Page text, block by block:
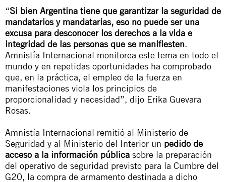
“Si bien Argentina tiene que garantizar la seguridad de
mandatarios y mandatarias, eso no puede ser una
excusa para desconocer los derechos a la vida e
integridad de las personas que se manifiesten.
Amnistía Internacional monitorea este tema en todo el
mundo y en repetidas oportunidades ha comprobado
que, en la práctica, el empleo de la fuerza en
manifestaciones viola los principios de
proporcionalidad y necesidad”, dijo Erika Guevara
Rosas.
Amnistía Internacional remitió al Ministerio de
Seguridad y al Ministerio del Interior un pedido de
acceso a la información pública sobre la preparación
del operativo de seguridad previsto para la Cumbre del
G20, la compra de armamento destinada a dicho